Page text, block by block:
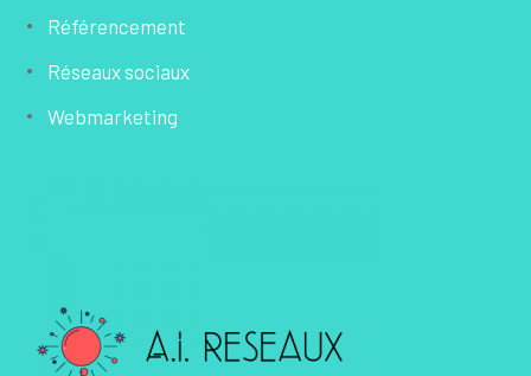
Référencement
Réseaux sociaux
Webmarketing